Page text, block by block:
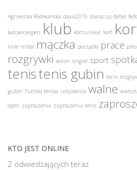
Agnieszka Radwańska davis2016 daviscup debel
katowiceopen klub komunikat kort
linie mikst mączka porządki prace
rozgrywki sezon singiel sport
tenistenis gubin tenis
gubin Turniej tenisa ustyalenia walne
open zaproszenia zaproszenia tenis
KTO JEST ONLINE
2 odwiedzających teraz